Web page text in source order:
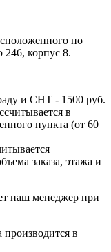
по
246, корпус 8.
и СНТ - 1500 руб.
в
пункта (от 60
заказа, этажа и
наш менеджер при
производится в